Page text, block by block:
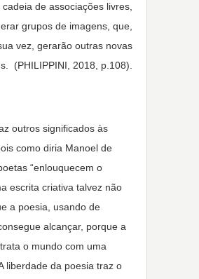
cadeia de associações livres,
grupos de imagens, que,
vez, gerarão outras novas
(PHILIPPINI, 2018, p.108).
outros significados às
como diria Manoel de
“enlouquecem o
escrita criativa talvez não
a poesia, usando de
alcançar, porque a
o mundo com uma
liberdade da poesia traz o